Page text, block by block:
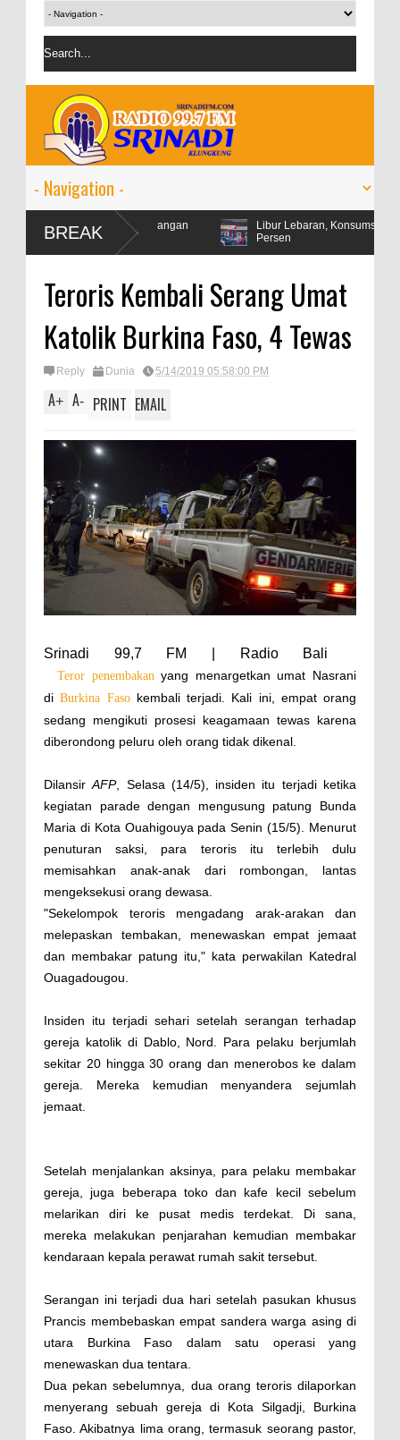
BREAK
di tengah ketegangan
Libur Lebaran, Konsumsi Pertamax Naik
Persen
Teroris Kembali Serang Umat
Katolik Burkina Faso, 4 Tewas
Reply Dunia 5/14/2019 05:58:00 PM
A+ A- PRINT EMAIL
Srinadi 99,7 FM | Radio Bali
Teror penembakan yang menargetkan umat Nasrani
diBurkina Fasokembali terjadi. Kali ini, empat orang
sedang mengikuti prosesi keagamaan tewas karena
diberondong peluru oleh orang tidak dikenal.
DilansirAFP, Selasa (14/5), insiden itu terjadi ketika
kegiatan parade dengan mengusung patung Bunda
Maria di Kota Ouahigouya pada Senin (15/5). Menurut
penuturan saksi, para teroris itu terlebih dulu
memisahkan anak-anak dari rombongan, lantas
mengeksekusi orang dewasa.
"Sekelompok teroris mengadang arak-arakan dan
melepaskan tembakan, menewaskan empat jemaat
dan membakar patung itu," kata perwakilan Katedral
Ouagadougou.
Insiden itu terjadi sehari setelah serangan terhadap
gereja katolik di Dablo, Nord. Para pelaku berjumlah
sekitar 20 hingga 30 orang dan menerobos ke dalam
gereja. Mereka kemudian menyandera sejumlah
jemaat.
Setelah menjalankan aksinya, para pelaku membakar
gereja, juga beberapa toko dan kafe kecil sebelum
melarikan diri ke pusat medis terdekat. Di sana,
mereka melakukan penjarahan kemudian membakar
kendaraan kepala perawat rumah sakit tersebut.
Serangan ini terjadi dua hari setelah pasukan khusus
Prancis membebaskan empat sandera warga asing di
utara Burkina Faso dalam satu operasi yang
menewaskan dua tentara.
Dua pekan sebelumnya, dua orang teroris dilaporkan
menyerang sebuah gereja di Kota Silgadji, Burkina
Faso. Akibatnya lima orang, termasuk seorang pastor,